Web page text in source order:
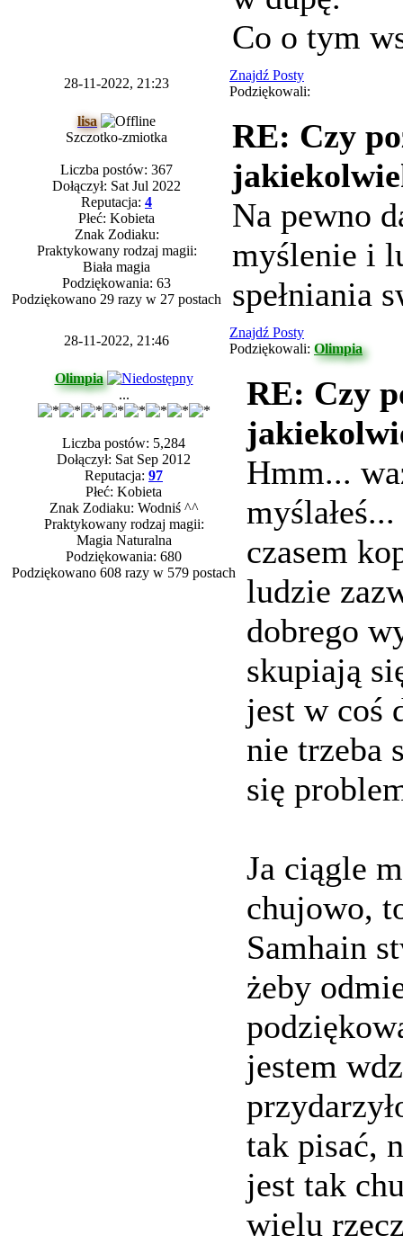
Co o tym
28-11-2022, 21:23
Znajdź Posty
Podziękowali:
lisa
Szczotko-zmiotka
Liczba postów: 367
Dołączył: Sat Jul 2022
Reputacja: 4
Płeć: Kobieta
Znak Zodiaku:
Praktykowany rodzaj magii:
Biała magia
Podziękowania: 63
Podziękowano 29 razy w 27 postach
RE: Czy
Na pewno
myślenie i
spełniania
28-11-2022, 21:46
Znajdź Posty
Podziękowali: Olimpia
Olimpia
...
Liczba postów: 5,284
Dołączył: Sat Sep 2012
Reputacja: 97
Płeć: Kobieta
Znak Zodiaku: Wodniś ^^
Praktykowany rodzaj magii:
Magia Naturalna
Podziękowania: 680
Podziękowano 608 razy w 579 postach
RE: Czy
Hmm...
czasem
ludzie
dobrego
skupiają
jest w coś
nie trzeba
się
Ja ciągle
chujowo,
Samhain
żeby
jestem
tak pisać,
jest tak
wielu